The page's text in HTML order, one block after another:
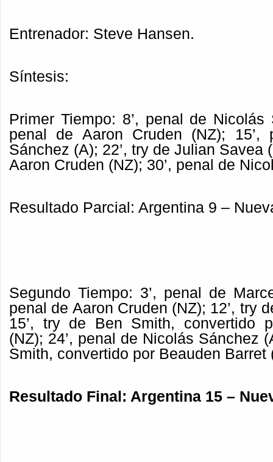
Entrenador: Steve Hansen.
Síntesis:
Primer Tiempo: 8’, penal de Nicolás
penal de Aaron Cruden (NZ); 15’,
Sánchez (A); 22’, try de Julian Savea
Aaron Cruden (NZ); 30’, penal de
Resultado Parcial: Argentina 9 –
Segundo Tiempo: 3’, penal de
penal de Aaron Cruden (NZ); 12’, try
15’, try de Ben Smith, convertido
(NZ); 24’, penal de Nicolás Sánchez
Smith, convertido por Beauden Barret
Resultado Final: Argentina 15 –